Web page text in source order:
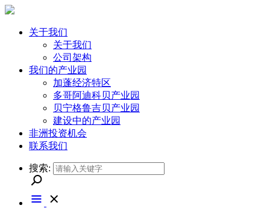
关于我们
关于我们
公司架构
我们的产业园
加蓬经济特区
多哥阿迪科贝产业园
贝宁格鲁吉贝产业园
建设中的产业园
非洲投资机会
联系我们
搜索: